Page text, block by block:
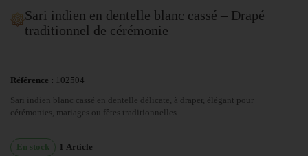
Sari indien en dentelle blanc cassé – Drapé
traditionnel de cérémonie
Référence : 102504
Sari indien blanc cassé en dentelle délicate, à draper, élégant pour
cérémonies, mariages ou fêtes traditionnelles.
En stock 1 Article